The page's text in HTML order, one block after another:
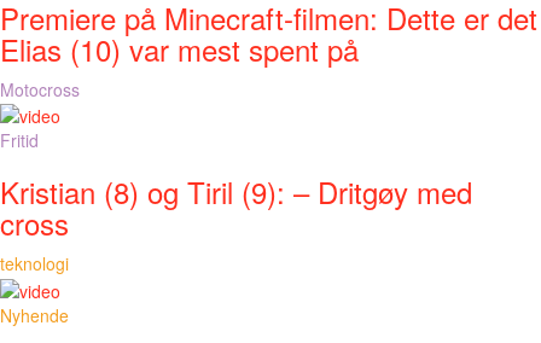
Premiere på Minecraft-filmen: Dette er det
Elias (10) var mest spent på
Motocross
Fritid
Kristian (8) og Tiril (9): – Dritgøy med
cross
teknologi
Nyhende